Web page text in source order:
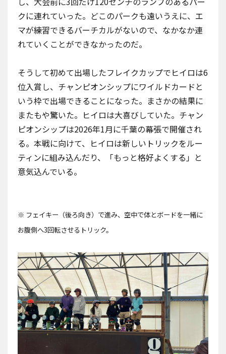
クに連れていった。どこのパークも遠いうえに、エ
マが練習できるバーチカルがないので、なかなか連
れていくことができなかったのだ。
そうして初めて出場したフレイクカップでヒイロは6
位入賞し、チャンピオンシップにワイルドカードと
いう枠で出場できることになった。まさかの結果に
またもや驚いた。ヒイロは大喜びしていた。チャン
ピオンシップは2026年1月に千葉の幕張で開催され
る。本戦に向けて、ヒイロは新しいトリックをルー
ティンに組み込んだり、「もっと格好よくする」と
意気込んでいる。
※ フェイキー（後ろ向き）で進み、空中で体とボードを一緒に
お腹側へ3回転させるトリック。